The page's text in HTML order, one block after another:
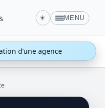
☀️ MENU
d’une agence